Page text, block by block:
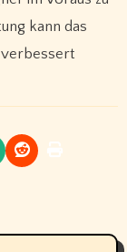
kann das